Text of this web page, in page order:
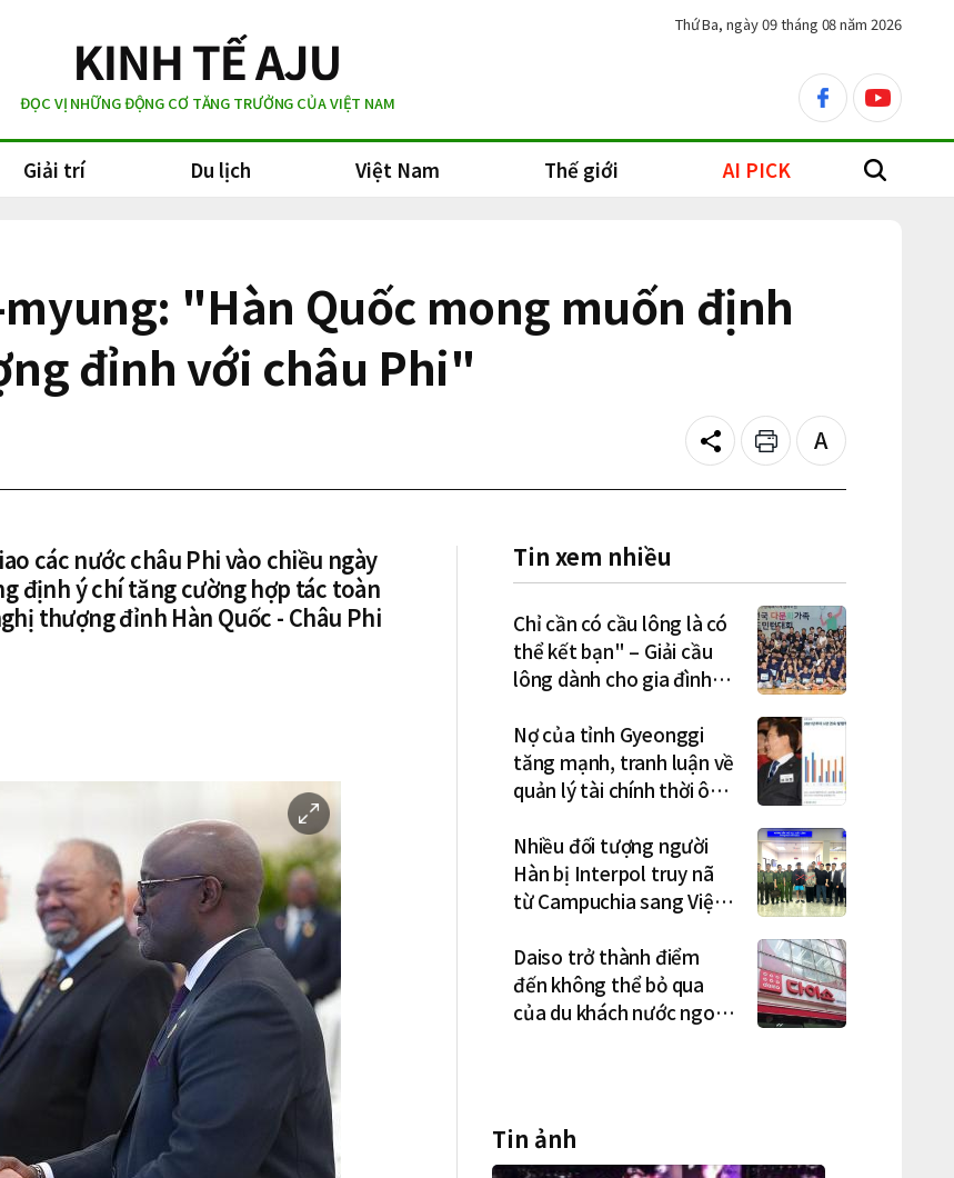
ĐỌC VỊ NHỮNG ĐỘNG CƠ TĂNG TRƯỞNG CỦA VIỆT NAM
facebookyoutube
Thứ Ba, ngày 09 tháng 08 năm 2026
Giải trí Du lịch Việt Nam Thế giới AI PICK search
"Hàn Quốc mong muốn định
đỉnh với châu Phi"
Share Print
Text
size
các nước châu Phi vào chiều ngày
định ý chí tăng cường hợp tác toàn
thượng đỉnh Hàn Quốc - Châu Phi
이
미
지
확
대
Tin xem nhiều
Chỉ cần có cầu lông là có
thể kết bạn" – Giải cầu
lông dành cho gia đình
Nợ của tỉnh Gyeonggi
tăng mạnh, tranh luận về
quản lý tài chính thời ông
Nhiều đối tượng người
Hàn bị Interpol truy nã
từ Campuchia sang Việt
Daiso trở thành điểm
đến không thể bỏ qua
của du khách nước ngoài
Tin ảnh